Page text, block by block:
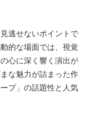
逃せないポイントで
的な場面では、視覚
心に深く響く演出が
な魅力が詰まった作
プ」の話題性と人気